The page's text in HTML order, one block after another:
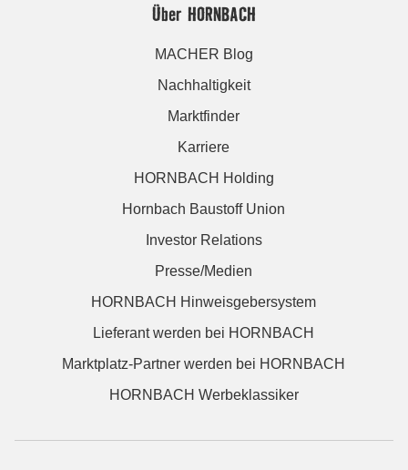
Über HORNBACH
MACHER Blog
Nachhaltigkeit
Marktfinder
Karriere
HORNBACH Holding
Hornbach Baustoff Union
Investor Relations
Presse/Medien
HORNBACH Hinweisgebersystem
Lieferant werden bei HORNBACH
Marktplatz-Partner werden bei HORNBACH
HORNBACH Werbeklassiker